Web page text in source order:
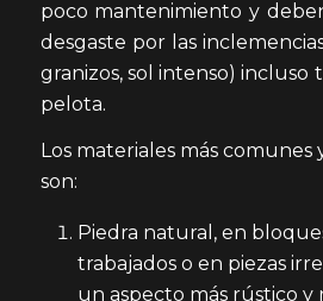
poco mantenimiento y
desgaste por las
granizos, sol intenso) incluso
pelota.
Los materiales más
son:
Piedra natural, en
trabajados o en piezas
un aspecto más rústico y